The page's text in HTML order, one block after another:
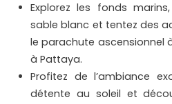
Explorez les fonds
sable blanc et tentez des
le parachute ascensionnel
à Pattaya.
Profitez de l’ambiance
détente au soleil et